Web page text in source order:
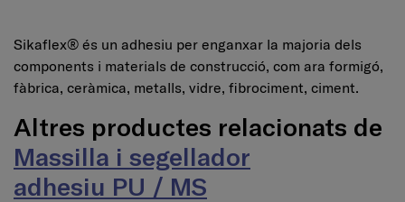
Sikaflex® és un adhesiu per enganxar la majoria dels
components i materials de construcció, com ara formigó,
fàbrica, ceràmica, metalls, vidre, fibrociment, ciment.
Altres productes relacionats de
Massilla i segellador
adhesiu PU / MS